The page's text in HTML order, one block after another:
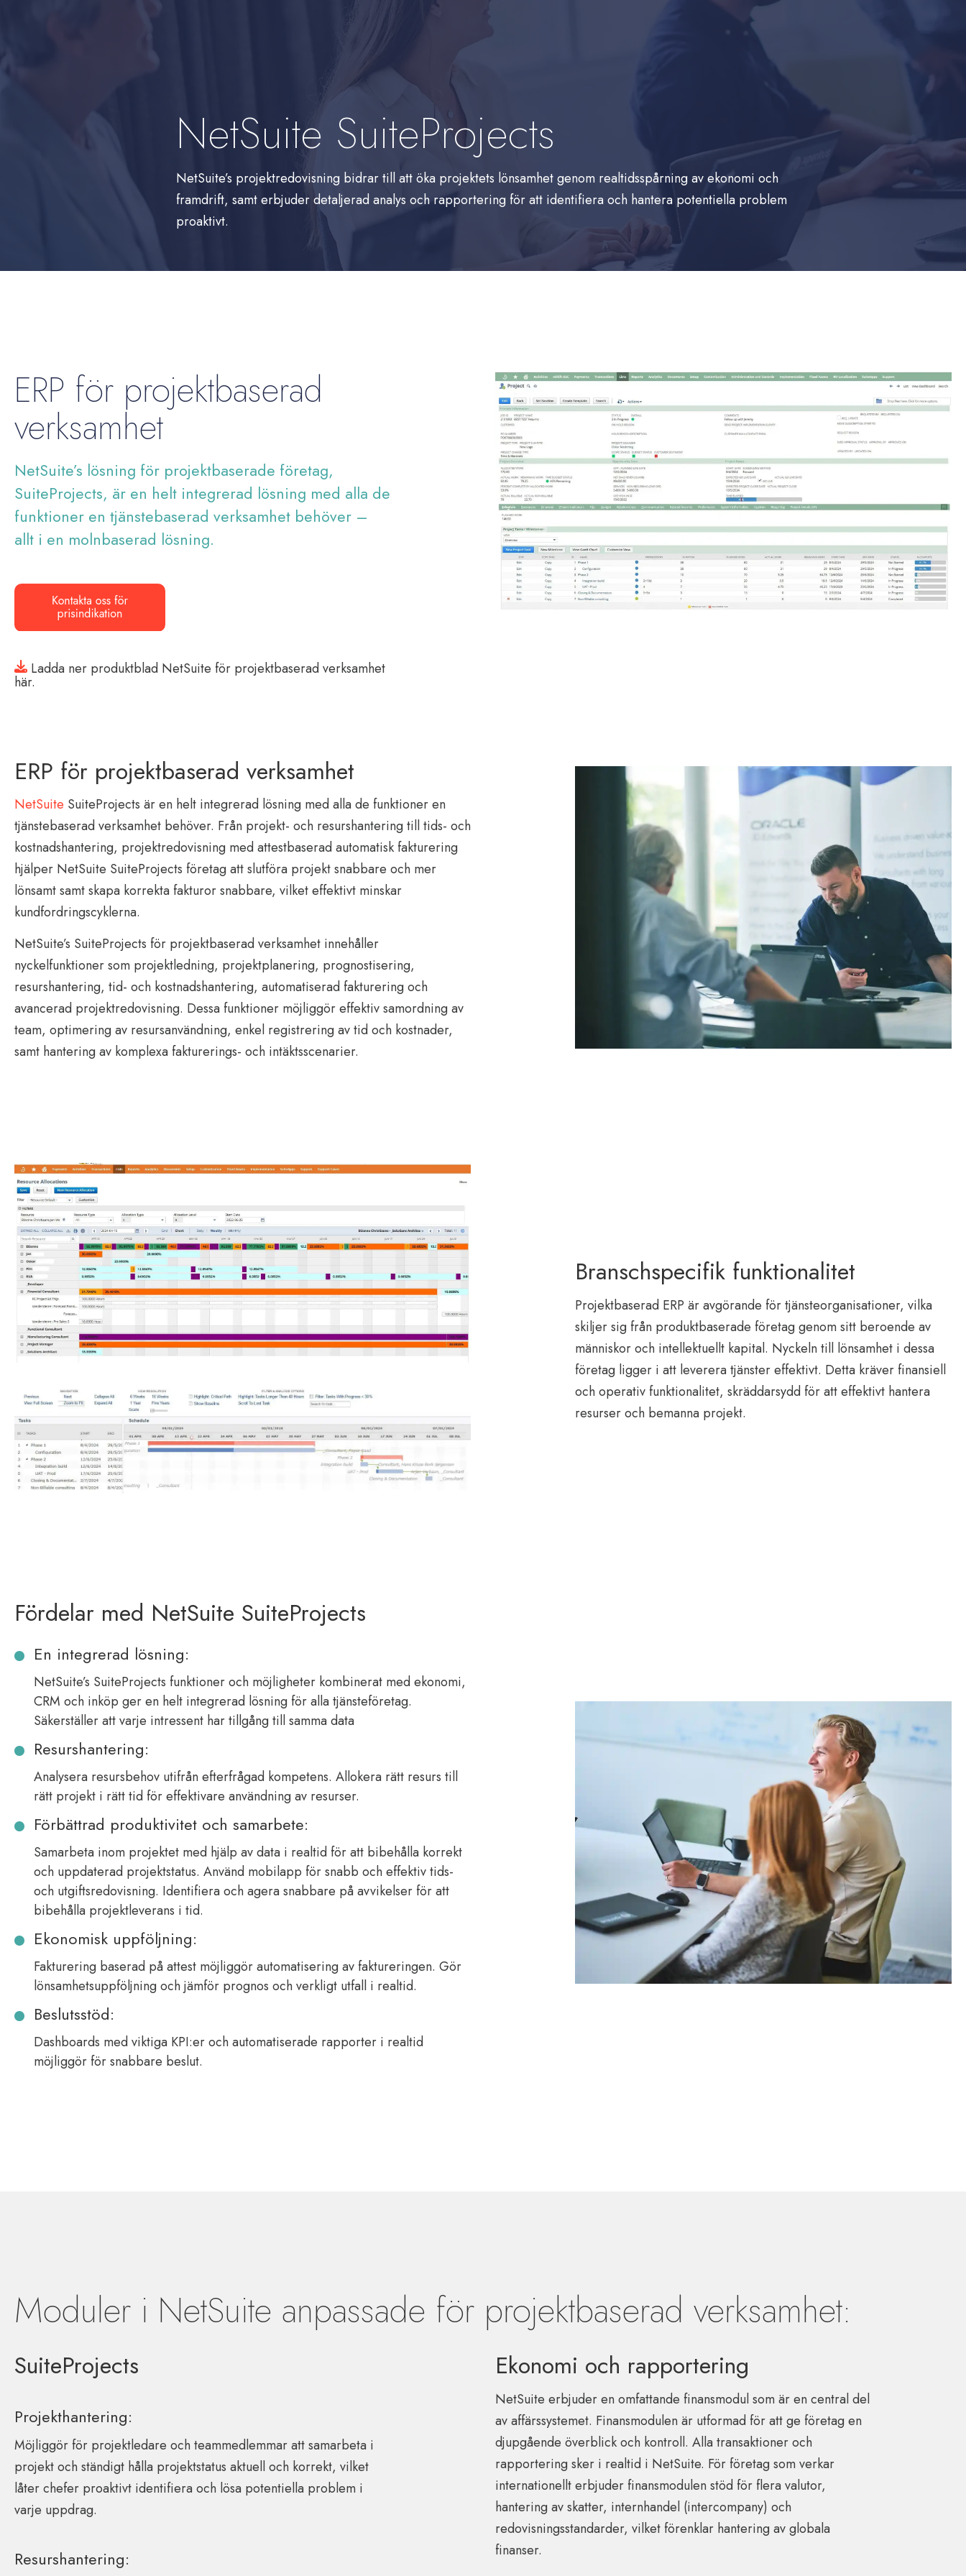
NetSuite SuiteProjects
NetSuite’s projektredovisning bidrar till att öka projektets lönsamhet genom realtidsspårning av ekonomi och
framdrift, samt erbjuder detaljerad analys och rapportering för att identifiera och hantera potentiella problem
proaktivt.
ERP för projektbaserad
verksamhet
NetSuite’s lösning för projektbaserade företag,
SuiteProjects, är en helt integrerad lösning med alla de
funktioner en tjänstebaserad verksamhet behöver –
allt i en molnbaserad lösning.
Ladda ner produktblad NetSuite för projektbaserad verksamhet
här.
ERP för projektbaserad verksamhet
NetSuite SuiteProjects är en helt integrerad lösning med alla de funktioner en
tjänstebaserad verksamhet behöver. Från projekt- och resurshantering till tids- och
kostnadshantering, projektredovisning med attestbaserad automatisk fakturering
hjälper NetSuite SuiteProjects företag att slutföra projekt snabbare och mer
lönsamt samt skapa korrekta fakturor snabbare, vilket effektivt minskar
kundfordringscyklerna.
NetSuite’s SuiteProjects för projektbaserad verksamhet innehåller
nyckelfunktioner som projektledning, projektplanering, prognostisering,
resurshantering, tid- och kostnadshantering, automatiserad fakturering och
avancerad projektredovisning. Dessa funktioner möjliggör effektiv samordning av
team, optimering av resursanvändning, enkel registrering av tid och kostnader,
samt hantering av komplexa fakturerings- och intäktsscenarier.
Branschspecifik funktionalitet
Projektbaserad ERP är avgörande för tjänsteorganisationer, vilka
skiljer sig från produktbaserade företag genom sitt beroende av
människor och intellektuellt kapital. Nyckeln till lönsamhet i dessa
företag ligger i att leverera tjänster effektivt. Detta kräver finansiell
och operativ funktionalitet, skräddarsydd för att effektivt hantera
resurser och bemanna projekt.
Fördelar med NetSuite SuiteProjects
En integrerad lösning:
NetSuite’s SuiteProjects funktioner och möjligheter kombinerat med ekonomi,
CRM och inköp ger en helt integrerad lösning för alla tjänsteföretag.
Säkerställer att varje intressent har tillgång till samma data
Resurshantering:
Analysera resursbehov utifrån efterfrågad kompetens. Allokera rätt resurs till
rätt projekt i rätt tid för effektivare användning av resurser.
Förbättrad produktivitet och samarbete:
Samarbeta inom projektet med hjälp av data i realtid för att bibehålla korrekt
och uppdaterad projektstatus. Använd mobilapp för snabb och effektiv tids-
och utgiftsredovisning. Identifiera och agera snabbare på avvikelser för att
bibehålla projektleverans i tid.
Ekonomisk uppföljning:
Fakturering baserad på attest möjliggör automatisering av faktureringen. Gör
lönsamhetsuppföljning och jämför prognos och verkligt utfall i realtid.
Beslutsstöd:
Dashboards med viktiga KPI:er och automatiserade rapporter i realtid
möjliggör för snabbare beslut.
Moduler i NetSuite anpassade för projektbaserad verksamhet:
SuiteProjects
Projekthantering:
Möjliggör för projektledare och teammedlemmar att samarbeta i
projekt och ständigt hålla projektstatus aktuell och korrekt, vilket
låter chefer proaktivt identifiera och lösa potentiella problem i
varje uppdrag.
Resurshantering:
Ekonomi och rapportering
NetSuite erbjuder en omfattande finansmodul som är en central del
av affärssystemet. Finansmodulen är utformad för att ge företag en
djupgående överblick och kontroll. Alla transaktioner och
rapportering sker i realtid i NetSuite. För företag som verkar
internationellt erbjuder finansmodulen stöd för flera valutor,
hantering av skatter, internhandel (intercompany) och
redovisningsstandarder, vilket förenklar hantering av globala
finanser.